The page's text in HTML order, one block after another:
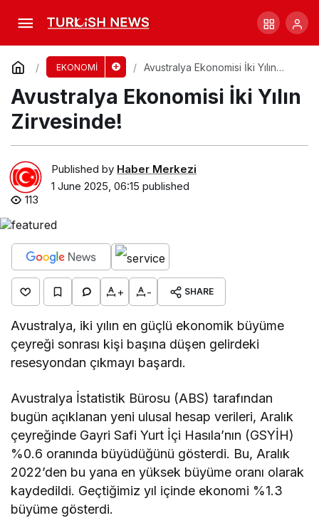
EKONOMİ
Avustralya Ekonomisi İki Yılın
Avustralya Ekonomisi İki Yılın
Zirvesinde!
Published by Haber Merkezi
1 June 2025, 06:15 published
113
+ - SHARE
Avustralya, iki yılın en güçlü ekonomik büyüme
çeyreği sonrası kişi başına düşen gelirdeki
resesyondan çıkmayı başardı.
Avustralya İstatistik Bürosu (ABS) tarafından
bugün açıklanan yeni ulusal hesap verileri, Aralık
çeyreğinde Gayri Safi Yurt İçi Hasıla’nın (GSYİH)
%0.6 oranında büyüdüğünü gösterdi. Bu, Aralık
2022’den bu yana en yüksek büyüme oranı olarak
kaydedildi. Geçtiğimiz yıl içinde ekonomi %1.3
büyüme gösterdi.
Star Entertainment, Brisbane’daki krizde!
Comment Share